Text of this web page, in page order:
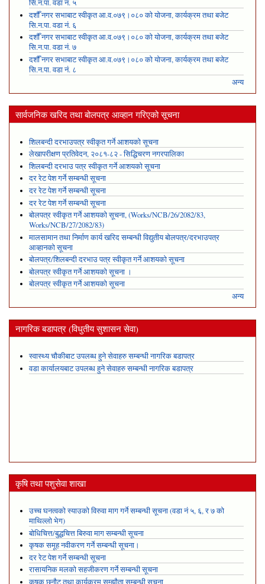
सि.न.पा. वडा नं. ५
दशौँ नगर सभाबाट स्वीकृत आ.व.०७९।०८० को योजना, कार्यक्रम तथा बजेट
सि.न.पा. वडा नं. ६
दशौँ नगर सभाबाट स्वीकृत आ.व.०७९।०८० को योजना, कार्यक्रम तथा बजेट
सि.न.पा. वडा नं. ७
दशौँ नगर सभाबाट स्वीकृत आ.व.०७९।०८० को योजना, कार्यक्रम तथा बजेट
सि.न.पा. वडा नं. ८
अन्य
सार्वजनिक खरिद तथा बोलपत्र आव्हान गरिएको सूचना
शिलबन्दी दरभाउपत्र स्वीकृत गर्ने आशयको सूचना
लेखापरीक्षण प्रतिवेदन, २०८१-८२ - सिद्धिचरण नगरपालिका
शिलबन्दी दरभाउ पत्र स्वीकृत गर्ने आशयको सूचना
दर रेट पेश गर्ने सम्बन्धी सूचना
दर रेट पेश गर्ने सम्बन्धी सूचना
दर रेट पेश गर्ने सम्बन्धी सूचना
बोलपत्र स्वीकृत गर्ने आशयको सूचना, (Works/NCB/26/2082/83,
Works/NCB/27/2082/83)
मालसामान तथा निर्माण कार्य खरिद सम्बन्धी विद्युतीय बोलपत्र/दरभाउपत्र
आव्हानको सूचना
बोलपत्र/शिलबन्दी दरभाउ पत्र स्वीकृत गर्ने आशयको सूचना
बोलपत्र स्वीकृत गर्ने आशयको सूचना ।
बोलपत्र स्वीकृत गर्ने आशयको सूचना
अन्य
नागरिक बडापत्र (विधुतीय सुशासन सेवा)
स्वास्थ्य चौकीबाट उपलब्ध हुने सेवाहरु सम्बन्धी नागरिक बडापत्र
वडा कार्यालयबाट उपलब्ध हुने सेवाहरु सम्बन्धी नागरिक बडापत्र
कृषि तथा पशुसेवा शाखा
उच्च घनत्वको स्याउको विरुवा माग गर्ने सम्बन्धी सूचना (वडा नं ५, ६, र ७ को
माथिल्लो भेग)
बोधिचित्त/बुद्धचित्त बिरुवा माग सम्बन्धी सूचना
कृषक समूह नवीकरण गर्ने सम्बन्धी सूचना।
दर रेट पेश गर्ने सम्बन्धी सूचना
रासायनिक मलको सहजीकरण गर्ने सम्बन्धी सूचना
कृषक छनौट तथा कार्यक्रम सम्झौता सम्बन्धी सूचना